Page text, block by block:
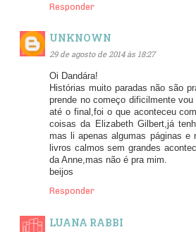
Responder
UNKNOWN
29 de agosto de 2014 às 18:27
Oi Dandára!
Histórias muito paradas não são
prende no começo dificilmente
até o final,foi o que aconteceu
coisas da Elizabeth Gilbert,já
mas li apenas algumas páginas e
livros calmos sem grandes
da Anne,mas não é pra mim.
beijos
Responder
LUANA RABBI